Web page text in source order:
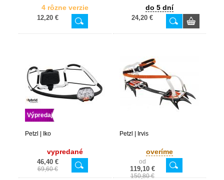
4 rôzne verzie
12,20 €
do 5 dní
24,20 €
Výpredaj
Petzl | Iko
vypredané
46,40 €
69,60 €
Petzl | Irvis
overíme
od
119,10 €
150,80 €